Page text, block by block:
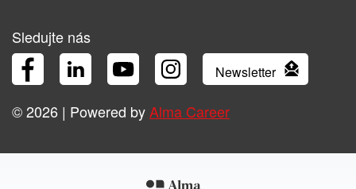
Sledujte nás
FacebookLinkedInYouTubeInstagramNewsletter
© 2026 | Powered byAlma Career